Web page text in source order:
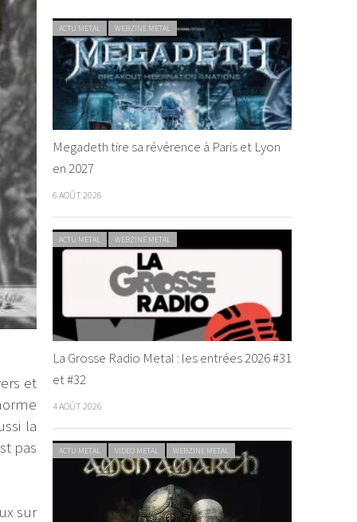
et
la
pas
sur
ACTU METAL WEBZINE METAL
Megadeth tire sa révérence à Paris et Lyon
en 2027
6 AOÛT 2026
ACTU METAL WEBZINE METAL
La Grosse Radio Metal : les entrées 2026 #31
et #32
4 AOÛT 2026
ACTU METAL VIDEO METAL WEBZINE METAL